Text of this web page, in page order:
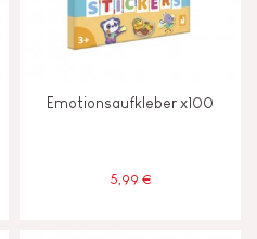
Emotionsaufkleber x100
5,99 €